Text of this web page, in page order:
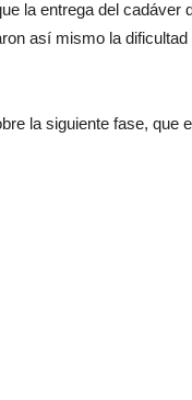
la entrega del cadáver
así mismo la
la siguiente fase, que